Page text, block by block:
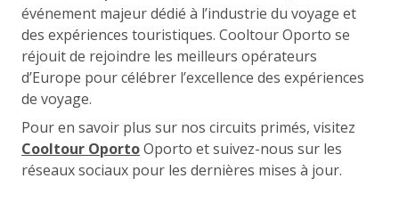
événement majeur dédié à l’industrie du voyage et
des expériences touristiques. Cooltour Oporto se
réjouit de rejoindre les meilleurs opérateurs
d’Europe pour célébrer l’excellence des expériences
de voyage.
Pour en savoir plus sur nos circuits primés, visitez
Cooltour OportoOporto et suivez-nous sur les
réseaux sociaux pour les dernières mises à jour.